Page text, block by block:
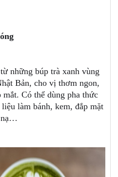
những búp trà xanh vùng
Bản, cho vị thơm ngon,
Có thể dùng pha thức
làm bánh, kem, đắp mặt
nạ…